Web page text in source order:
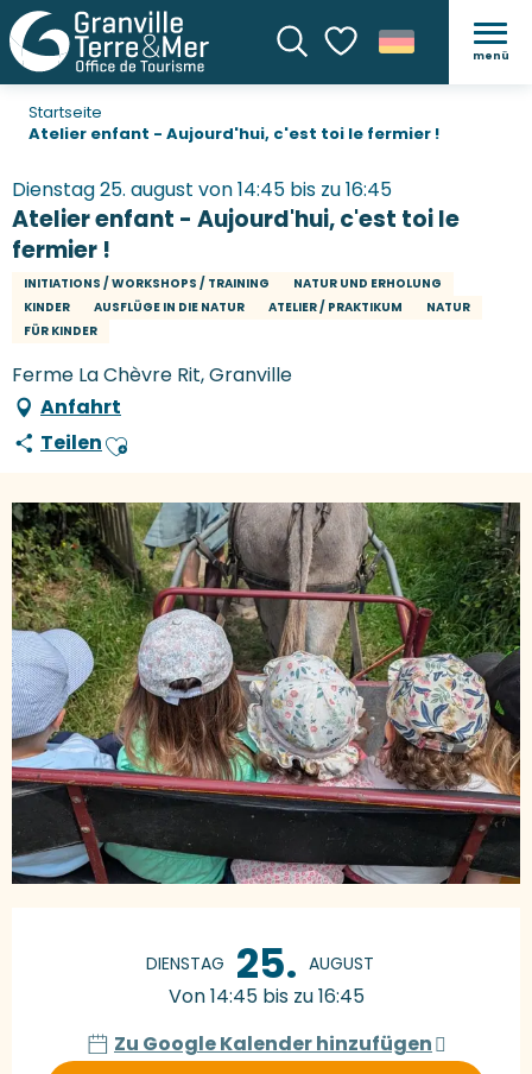
SucheVoir les favoris
menü
Startseite
Atelier enfant - Aujourd'hui, c'est toi le fermier !
Dienstag 25. august von 14:45 bis zu 16:45
Atelier enfant - Aujourd'hui, c'est toi le
fermier !
INITIATIONS / WORKSHOPS / TRAINING
NATUR UND ERHOLUNG
KINDER
AUSFLÜGE IN DIE NATUR ATELIER / PRAKTIKUM
NATUR
FÜR KINDER
Ferme La Chèvre Rit, Granville
Anfahrt
TeilenAjouter aux favoris
DIENSTAG 25. AUGUST
Von 14:45 bis zu 16:45
Zu Google Kalender hinzufügen